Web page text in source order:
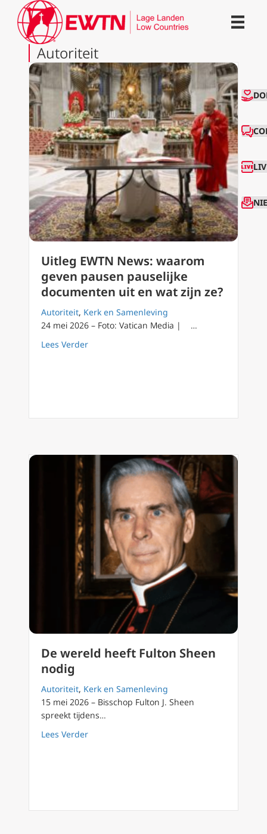
Autoriteit
Uitleg EWTN News: waarom
geven pausen pauselijke
documenten uit en wat zijn ze?
Autoriteit, Kerk en Samenleving
24 mei 2026 – Foto: Vatican Media | …
Lees Verderabout Uitleg EWTN News: waarom geven
De wereld heeft Fulton Sheen
nodig
Autoriteit, Kerk en Samenleving
15 mei 2026 – Bisschop Fulton J. Sheen
spreekt tijdens…
Lees Verderabout De wereld heeft Fulton Sheen nodig